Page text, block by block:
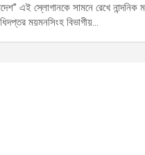
এই স্লোগানকে সামনে রেখে নান্দনিক
ময়মনসিংহ বিভাগীয়…